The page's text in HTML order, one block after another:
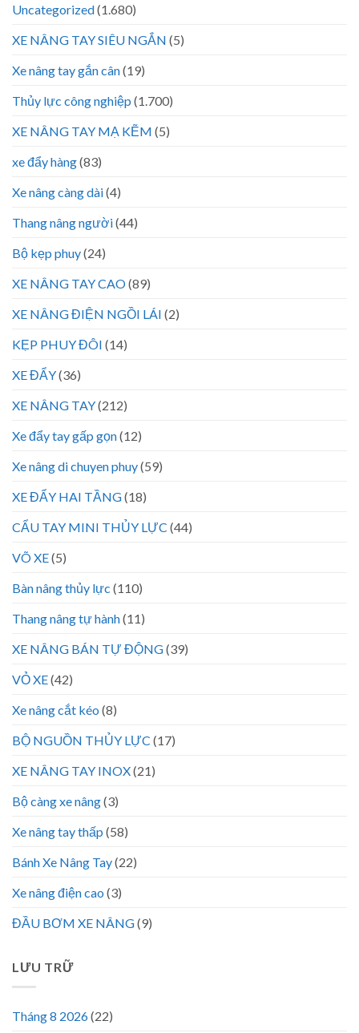
Uncategorized(1.680)
XE NÂNG TAY SIÊU NGẮN (5)
Xe nâng tay gắn cân(19)
Thủy lực công nghiệp (1.700)
XE NÂNG TAY MẠ KẼM (5)
xe đẩy hàng(83)
Xe nâng càng dài(4)
Thang nâng người(44)
Bộ kẹp phuy(24)
XE NÂNG TAY CAO(89)
XE NÂNG ĐIỆN NGỒI LÁI (2)
KẸP PHUY ĐÔI (14)
XE ĐẨY(36)
XE NÂNG TAY(212)
Xe đẩy tay gấp gọn(12)
Xe nâng di chuyen phuy(59)
XE ĐẨY HAI TẦNG(18)
CẨU TAY MINI THỦY LỰC (44)
VÕ XE(5)
Bàn nâng thủy lực (110)
Thang nâng tự hành(11)
XE NÂNG BÁN TỰ ĐỘNG(39)
VỎ XE(42)
Xe nâng cắt kéo (8)
BỘ NGUỒN THỦY LỰC (17)
XE NÂNG TAY INOX(21)
Bộ càng xe nâng(3)
Xe nâng tay thấp (58)
Bánh Xe Nâng Tay(22)
Xe nâng điện cao (3)
ĐẦU BƠM XE NÂNG(9)
LƯU TRỮ
Tháng 8 2026(22)